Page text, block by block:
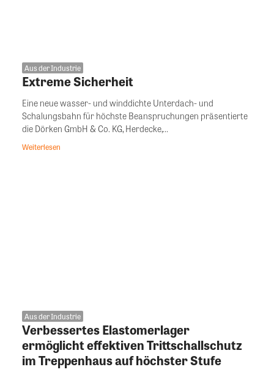
Aus der Industrie
Extreme Sicherheit
Eine neue wasser- und winddichte Unterdach- und
Schalungsbahn für höchste Beanspruchungen präsentierte
die Dörken GmbH & Co. KG, Herdecke,...
Weiterlesen
Aus der Industrie
Verbessertes Elastomerlager
ermöglicht effektiven Trittschallschutz
im Treppenhaus auf höchster Stufe